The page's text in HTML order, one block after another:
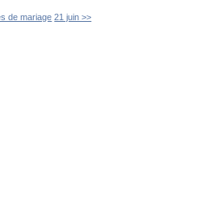
de mariage 21 juin >>